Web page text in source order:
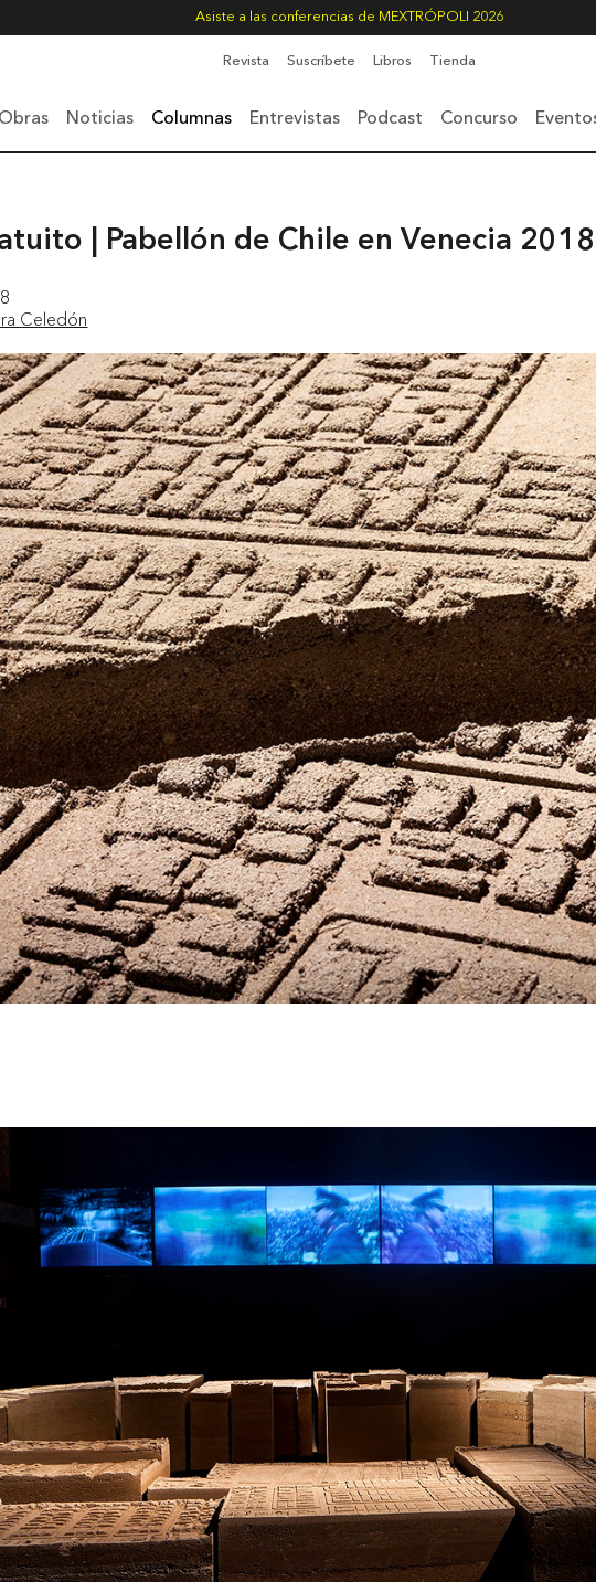
Asiste a las conferencias de MEXTRÓPOLI 2026
Revista Suscríbete Libros Tienda
Obras Noticias Columnas Entrevistas Podcast Concurso
| Pabellón de Chile en Venecia 2018
Celedón